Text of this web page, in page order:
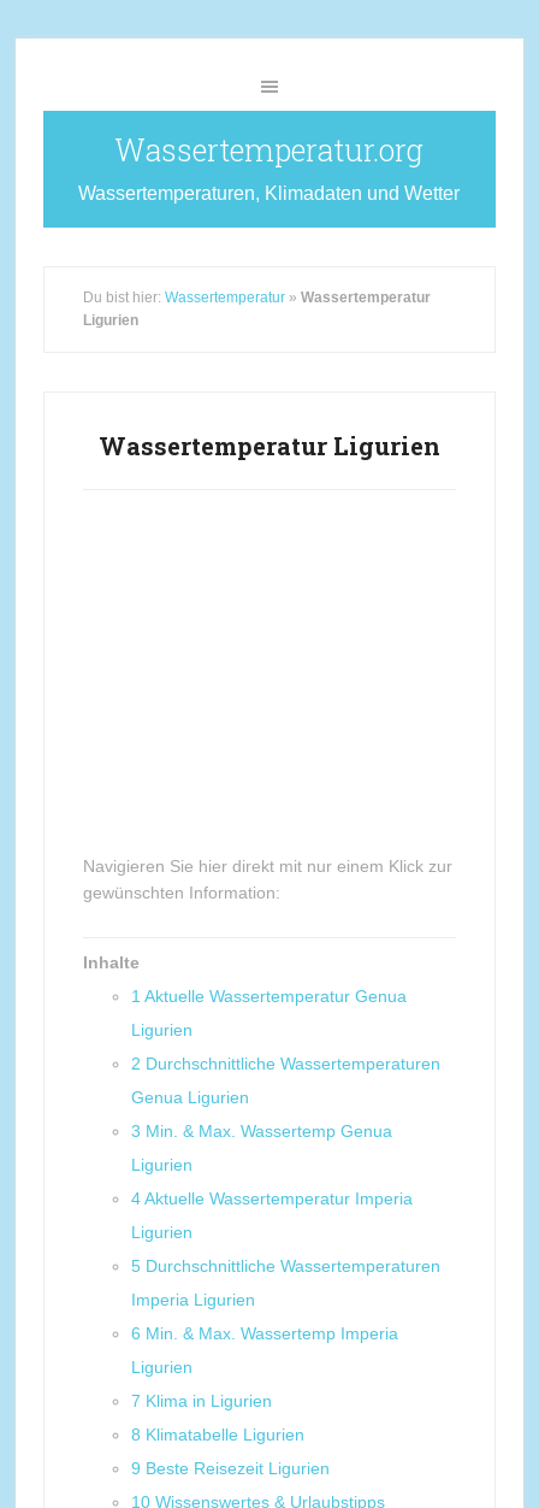
Wassertemperatur.org
Wassertemperaturen, Klimadaten und Wetter
Du bist hier: Wassertemperatur» Wassertemperatur
Ligurien
Wassertemperatur Ligurien
Navigieren Sie hier direkt mit nur einem Klick zur
gewünschten Information:
Inhalte
1 Aktuelle Wassertemperatur Genua
Ligurien
2 Durchschnittliche Wassertemperaturen
Genua Ligurien
3 Min. & Max. Wassertemp Genua
Ligurien
4Aktuelle Wassertemperatur Imperia
Ligurien
5 Durchschnittliche Wassertemperaturen
Imperia Ligurien
6 Min. & Max. Wassertemp Imperia
Ligurien
7 Klima in Ligurien
8 Klimatabelle Ligurien
9 Beste Reisezeit Ligurien
10 Wissenswertes & Urlaubstipps